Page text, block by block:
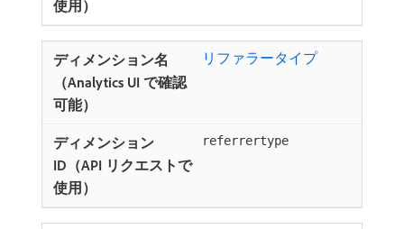
リファラータイプ
referrertype